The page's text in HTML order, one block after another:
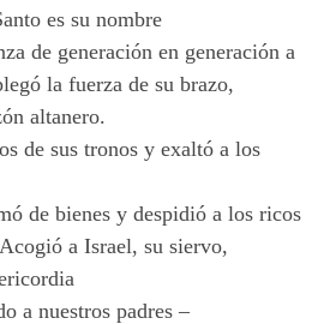
es su nombre
de generación en generación a
la fuerza de su brazo,
altanero.
de sus tronos y exaltó a los
de bienes y despidió a los ricos
a Israel, su siervo,
a nuestros padres –